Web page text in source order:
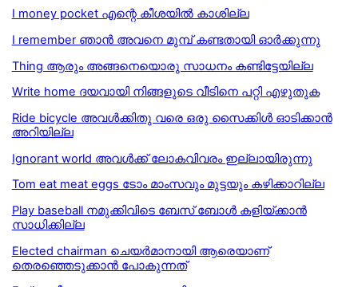
I money pocket എന്റെ കീശയിൽ കാശില്ല
I remember ഞാന്‍ അവനെ മുമ്പ് കണ്ടതായി ഓര്‍ക്കുന്നു
Thing ആരും അങ്ങനെയൊരു സാധനം കണ്ടിട്ടേയില്ല
Write home ദയവായി നിങ്ങളുടെ വീടിനെ പറ്റി എഴുതുക
Ride bicycle അവൾക്കിതു വരെ ഒരു സൈക്കിൾ ഓടിക്കാൻ
അറിയില്ല
Ignorant world അവള്‍ക്ക് ലോകവിവരം ഇല്ലായിരുന്നു
Tom eat meat eggs ടോം മാംസവും മുട്ടയും കഴിക്കാറില്ല
Play baseball നമുക്കിവിടെ ബേസ് ബോള്‍ കളിയ്ക്കാന്‍
സാധിക്കില്ല
Elected chairman ചെയർമാനായി ആരെയാണ്
തെരഞ്ഞെടുക്കാൻ പോകുന്നത്